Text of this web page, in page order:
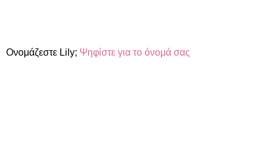
Ονομάζεστε Lily; Ψηφίστε για το όνομά σας